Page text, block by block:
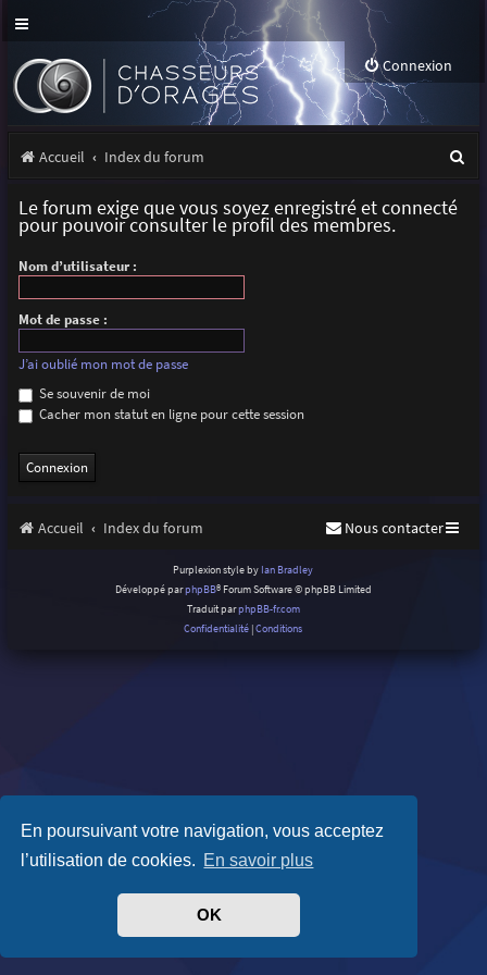
En poursuivant votre navigation, vous acceptez
l’utilisation de cookies. En savoir plus
OK
Connexion
Accueil Index du forum
Le forum exige que vous soyez enregistré et connecté
pour pouvoir consulter le profil des membres.
Nom d’utilisateur :
Mot de passe :
J’ai oublié mon mot de passe
Se souvenir de moi
Cacher mon statut en ligne pour cette session
Accueil Index du forum Nous contacter
Purplexion style by Ian Bradley
Développé parphpBB® Forum Software © phpBB Limited
Traduit parphpBB-fr.com
Confidentialité |Conditions